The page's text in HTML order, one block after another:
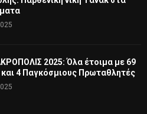
2025: Όλα έτοιμα με 69
4 Παγκόσμιους Πρωταθλητές